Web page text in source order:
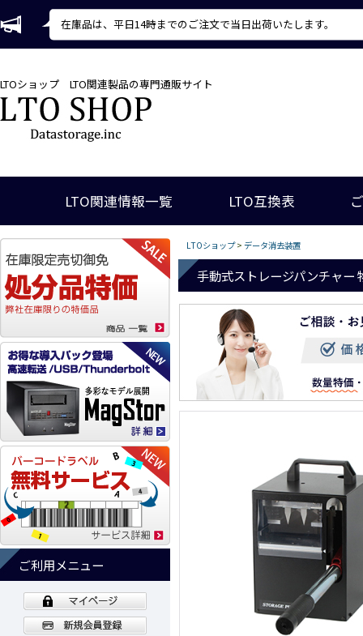
在庫品は、平日14時までのご注文で当日出荷いたします。
LTOショップ LTO関連製品の専門通販サイト
LTO関連情報一覧 LTO互換表
ご利用メニュー
LTOショップ> データ消去装置
手動式ストレージパンチャー